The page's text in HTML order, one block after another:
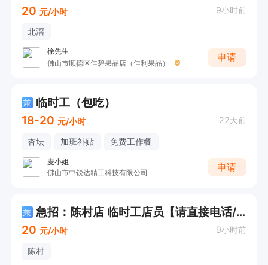
20 元/小时 9小时前
北滘
徐先生
佛山市顺德区佳碧果品店（佳利果品）
申请
兼 临时工（包吃）
18-20 元/小时 22天前
杏坛 加班补贴 免费工作餐
麦小姐
佛山市中锐达精工科技有限公司
申请
兼
急招：陈村店 临时工店员【请直接电话/微信咨询！】
20 元/小时 9小时前
陈村